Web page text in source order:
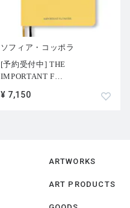
ソフィア・コッポラ
[予約受付中] THE
IMPORTANT F…
¥ 7,150
ARTWORKS
ART PRODUCTS